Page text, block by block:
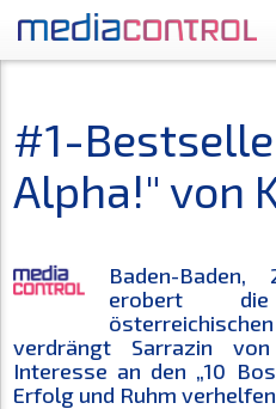
#1-
Alpha!" von
Baden-
erobert
verdrängt Sarrazin
Interesse an den „10
Erfolg und Ruhm